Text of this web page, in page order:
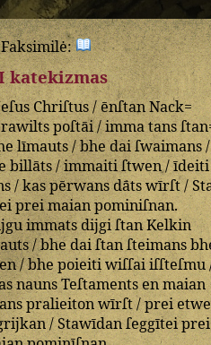
Faksimilė:
katekizmas
Chriſtus/ēnſtanNack=
poſtāi/imma tans
līmauts/bhe daiſwaimans/
billāts/immaitiſtwen/īdeiti
/kaspērwans dāts wīrſt/
prei maian pominiſnan.
immats dijgiſtanKelkin
/bhedai ſtan ſteimans
/bhe poieiti wiſſaiiſſteſmu
naunsTeſtamentsenmaian
pralieitonwīrſt/prei
/Stawīdanſeggīteiprei